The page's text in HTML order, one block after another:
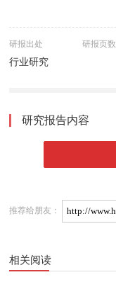
研报出处
行业研究
研报页数
研究报告内容
推荐给朋友：
相关阅读